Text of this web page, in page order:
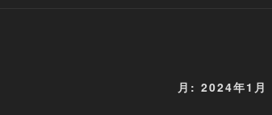
月: 2024年1月